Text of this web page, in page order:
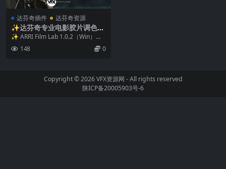
达芬奇插件 达芬奇资源
✨达芬奇专业电影胶片调色插
件 ARRI Film Lab 1.0.2 Win
✨ ARRI Film Lab 1.0.2（Win）达
148 0
Copyright © 2026VFX资源网 - All rights reserved
陕ICP备20005903号-6